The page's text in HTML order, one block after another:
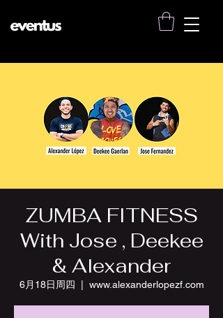
ZUMBA FITNESS
With Jose , Deekee
& Alexander
6月18日周四 www.alexanderlopezf.com